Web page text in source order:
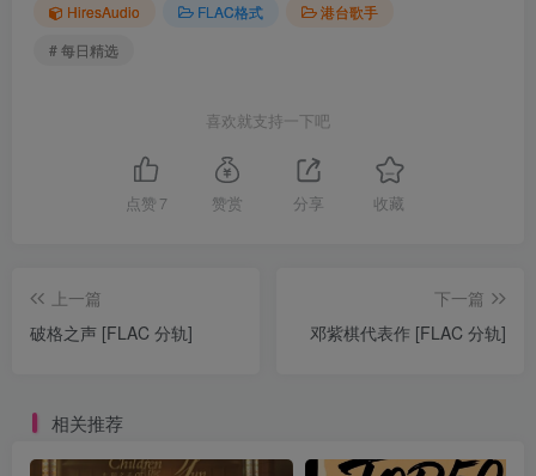
HiresAudio FLAC格式
港台歌手
# 每日精选
喜欢就支持一下吧
点赞 7 赞赏 分享 收藏
上一篇
破格之声 [FLAC 分轨]
下一篇
邓紫棋代表作 [FLAC 分轨]
相关推荐